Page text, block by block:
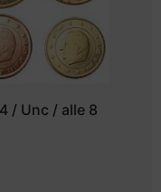
/ Unc / alle 8